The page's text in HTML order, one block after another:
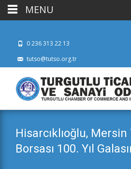
0 236 313 22 13
tutso@tutso.org.tr
Hisarcıklıoğlu,
Borsası 100. Yıl
MENU